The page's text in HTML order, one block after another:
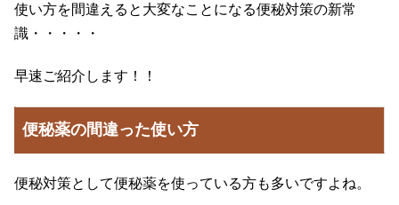
使い方を間違えると大変なことになる便秘対策の新常
識・・・・・
早速ご紹介します！！
便秘薬の間違った使い方
便秘対策として便秘薬を使っている方も多いですよね。